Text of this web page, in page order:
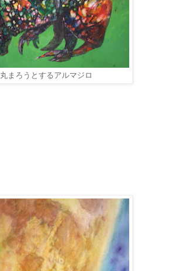
丸まろうとするアルマジロ